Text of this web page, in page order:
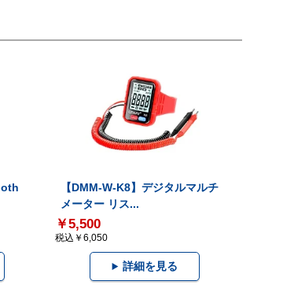
【DMM-W-K8】デジタルマルチ
メーター リス...
￥5,500
税込￥6,050
詳細を見る